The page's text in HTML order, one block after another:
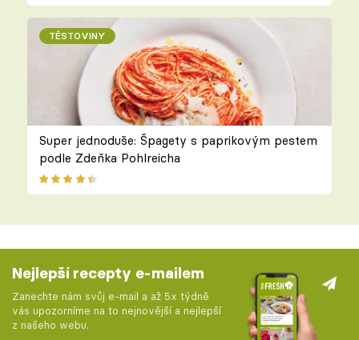
TĚSTOVINY
Super jednoduše: Špagety s paprikovým pestem
podle Zdeňka Pohlreicha
Nejlepší recepty e-mailem
Zanechte nám svůj e-mail a až 5x týdně
vás upozorníme na to nejnovější a nejlepší
z našeho webu.